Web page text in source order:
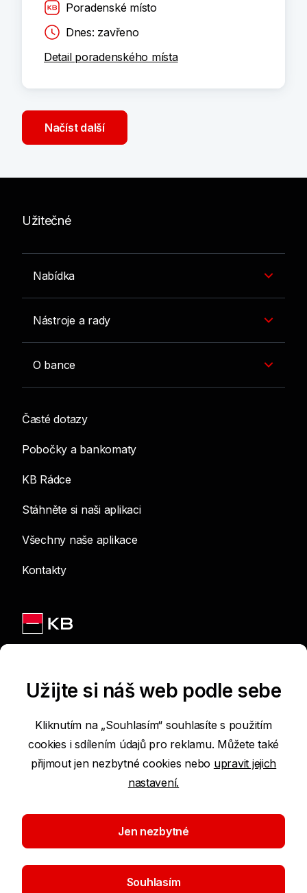
Poradenské místo
Dnes: zavřeno
Detail poradenského místa
Načíst další
Užitečné
Nabídka
Nástroje a rady
O bance
Časté dotazy
Pobočky a bankomaty
KB Rádce
Stáhněte si naši aplikaci
Všechny naše aplikace
Kontakty
Podmínky používání internetových stránek
Prohlášení o přístupnosti
Ochrana osobních údajů
©2026 Komerční banka
Užijte si náš web podle sebe
Kliknutím na „Souhlasím“ souhlasíte s použitím
cookies i sdílením údajů pro reklamu. Můžete také
přijmout jen nezbytné cookies nebo upravit jejich
nastavení.
Jen nezbytné
Souhlasím